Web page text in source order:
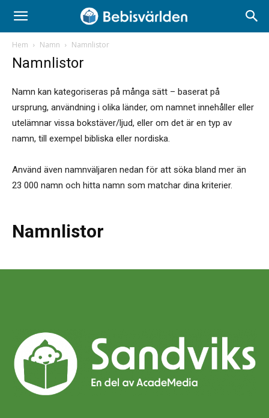
Hem Namn Namnlistor
Namnlistor
Namn kan kategoriseras på många sätt – baserat på
ursprung, användning i olika länder, om namnet innehåller eller
utelämnar vissa bokstäver/ljud, eller om det är en typ av
namn, till exempel bibliska eller nordiska.
Använd även namnväljaren nedan för att söka bland mer än
23 000 namn och hitta namn som matchar dina kriterier.
Namnlistor